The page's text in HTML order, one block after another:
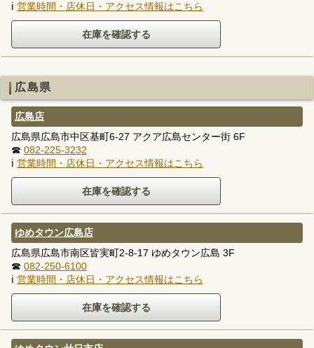
ℹ 営業時間・店休日・アクセス情報はこちら
広島県
広島店
広島県広島市中区基町6-27 アクア広島センター街 6F
☎ 082-225-3232
ℹ 営業時間・店休日・アクセス情報はこちら
ゆめタウン広島店
広島県広島市南区皆実町2-8-17 ゆめタウン広島 3F
☎ 082-250-6100
ℹ 営業時間・店休日・アクセス情報はこちら